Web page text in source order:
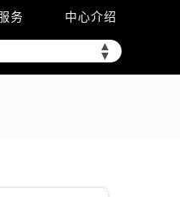
务 中心介绍
▲
▼